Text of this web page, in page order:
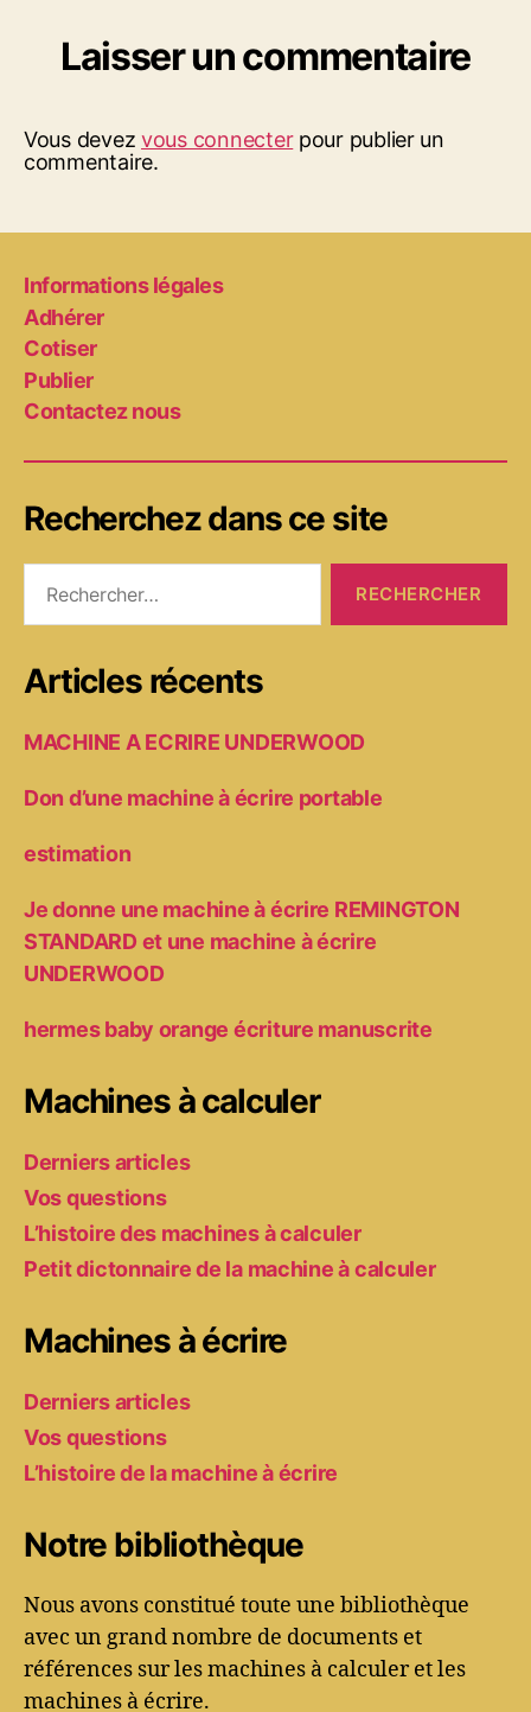
Laisser un commentaire
Vous devezvous connecterpour publier un
commentaire.
Informations légales
Adhérer
Cotiser
Publier
Contactez nous
Recherchez dans ce site
Articles récents
MACHINE A ECRIRE UNDERWOOD
Don d’une machine à écrire portable
estimation
Je donne une machine à écrire REMINGTON
STANDARD et une machine à écrire
UNDERWOOD
hermes baby orange écriture manuscrite
Machines à calculer
Derniers articles
Vos questions
L’histoire des machines à calculer
Petit dictonnaire de la machine à calculer
Machines à écrire
Derniers articles
Vos questions
L’histoire de la machine à écrire
Notre bibliothèque
Nous avons constitué toute une bibliothèque
avec un grand nombre de documents et
références sur les machines à calculer et les
machines à écrire.